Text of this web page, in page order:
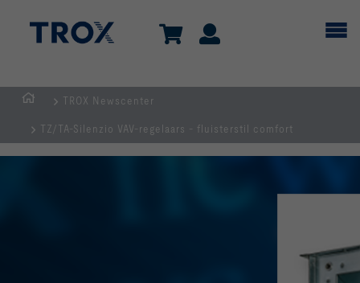
TROX Newscenter
TZ/TA-Silenzio VAV-regelaars - fluisterstil comfort